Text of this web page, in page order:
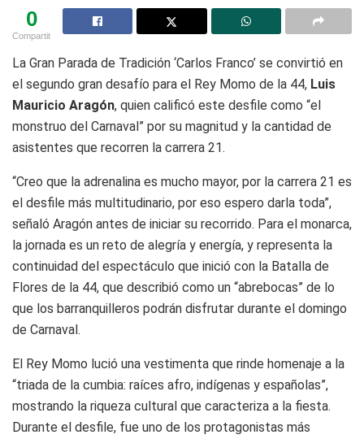
0
Compartit
La Gran Parada de Tradición ‘Carlos Franco’ se convirtió en
el segundo gran desafío para el Rey Momo de la 44, Luis
Mauricio Aragón, quien calificó este desfile como “el
monstruo del Carnaval” por su magnitud y la cantidad de
asistentes que recorren la carrera 21.
“Creo que la adrenalina es mucho mayor, por la carrera 21 es
el desfile más multitudinario, por eso espero darla toda”,
señaló Aragón antes de iniciar su recorrido. Para el monarca,
la jornada es un reto de alegría y energía, y representa la
continuidad del espectáculo que inició con la Batalla de
Flores de la 44, que describió como un “abrebocas” de lo
que los barranquilleros podrán disfrutar durante el domingo
de Carnaval.
El Rey Momo lució una vestimenta que rinde homenaje a la
“triada de la cumbia: raíces afro, indígenas y españolas”,
mostrando la riqueza cultural que caracteriza a la fiesta.
Durante el desfile, fue uno de los protagonistas más